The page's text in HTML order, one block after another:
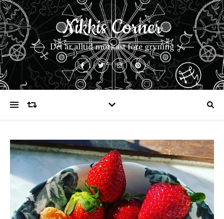
Nikkis Corner
Det är alltid mörkast före gryning